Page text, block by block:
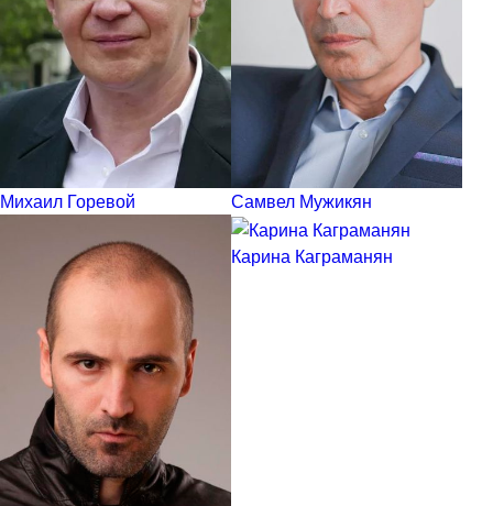
Михаил Горевой Самвел Мужикян
Карина Каграманян